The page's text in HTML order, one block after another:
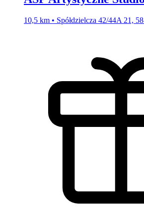
10,5 km • Spółdzielcza 42/44A 21,